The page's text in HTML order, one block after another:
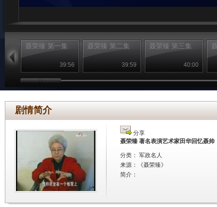
聂荣臻 第一集
39:56
聂荣臻 第二集
39:59
聂荣臻 第三集
40:00
剧情简介
分享
聂荣臻 著名表演艺术家田华回忆聂帅
分类： 军政名人
来源：
《聂荣臻》
简介：